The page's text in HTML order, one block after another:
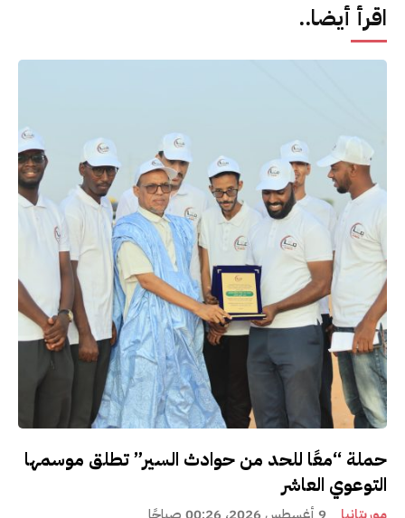
اقرأ أيضا..
حملة “معًا للحد من حوادث السير” تطلق موسمها
التوعوي العاشر